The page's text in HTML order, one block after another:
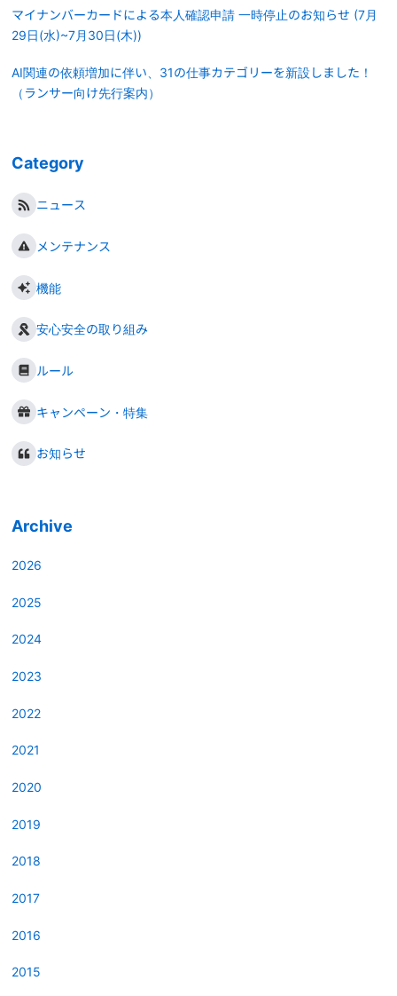
マイナンバーカードによる本人確認申請 一時停止のお知らせ (7月
29日(水)~7月30日(木))
AI関連の依頼増加に伴い、31の仕事カテゴリーを新設しました！
（ランサー向け先行案内）
Category
ニュース
メンテナンス
機能
安心安全の取り組み
ルール
キャンペーン・特集
お知らせ
Archive
2026
2025
2024
2023
2022
2021
2020
2019
2018
2017
2016
2015